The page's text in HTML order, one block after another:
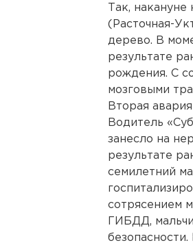
Так,
(Расточная-
дерево. В
результате
рождения. С
мозговыми
Вторая
Водитель
занесло на
результате
семилетний
сотрясением
ГИБДД,